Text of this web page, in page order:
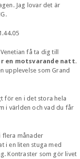
Jag lovar det är
få ta dig till
en motsvarande natt.
upplevelse som Grand
för en i det stora hela
i världen och vad du får
flera månader
i en liten stuga med
Kontraster som gör livet